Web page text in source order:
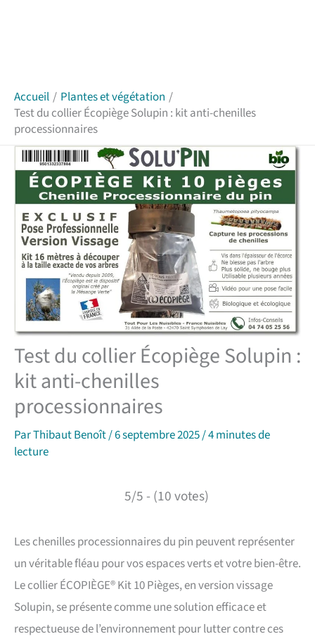
Accueil
Plantes et végétation
Test du collier Écopiège Solupin : kit anti-chenilles
processionnaires
Test du collier Écopiège Solupin :
kit anti-chenilles
processionnaires
ParThibaut Benoît/6 septembre 2025/4 minutes de
lecture
5/5 - (10 votes)
Les chenilles processionnaires du pin peuvent représenter
un véritable fléau pour vos espaces verts et votre bien-être.
Le collier ÉCOPIÈGE® Kit 10 Pièges, en version vissage
Solupin, se présente comme une solution efficace et
respectueuse de l’environnement pour lutter contre ces